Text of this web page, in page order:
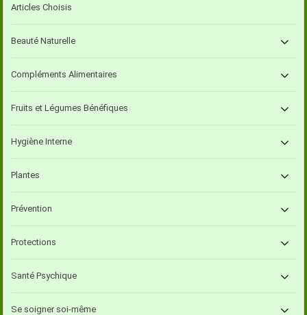
Articles Choisis
Beauté Naturelle
Compléments Alimentaires
Fruits et Légumes Bénéfiques
Hygiène Interne
Plantes
Prévention
Protections
Santé Psychique
Se soigner soi-même